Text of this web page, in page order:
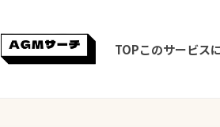
TOPこのサービス